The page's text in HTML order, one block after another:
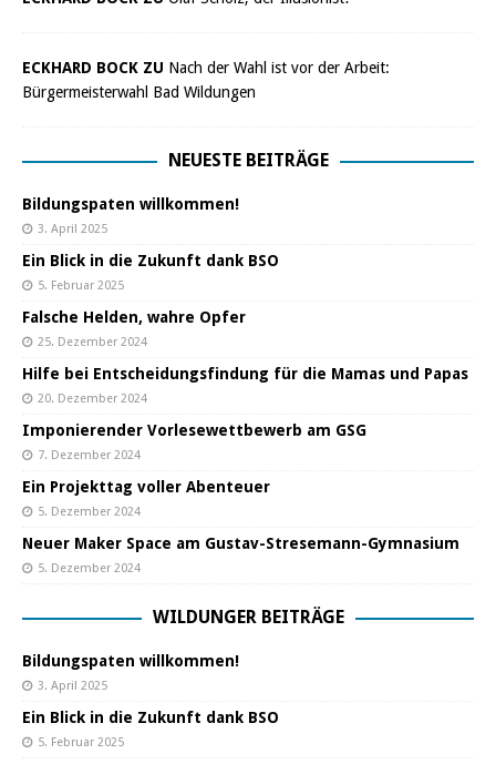
ECKHARD BOCK ZU Nach der Wahl ist vor der Arbeit:
Bürgermeisterwahl Bad Wildungen
NEUESTE BEITRÄGE
Bildungspaten willkommen!
3. April 2025
Ein Blick in die Zukunft dank BSO
5. Februar 2025
Falsche Helden, wahre Opfer
25. Dezember 2024
Hilfe bei Entscheidungsfindung für die Mamas und Papas
20. Dezember 2024
Imponierender Vorlesewettbewerb am GSG
7. Dezember 2024
Ein Projekttag voller Abenteuer
5. Dezember 2024
Neuer Maker Space am Gustav-Stresemann-Gymnasium
5. Dezember 2024
WILDUNGER BEITRÄGE
Bildungspaten willkommen!
3. April 2025
Ein Blick in die Zukunft dank BSO
5. Februar 2025